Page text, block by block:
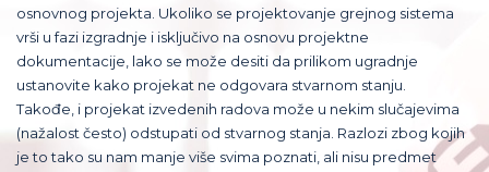
osnovnog projekta. Ukoliko se projektovanje grejnog sistema
vrši u fazi izgradnje i isključivo na osnovu projektne
dokumentacije, lako se može desiti da prilikom ugradnje
ustanovite kako projekat ne odgovara stvarnom stanju.
Takođe, i projekat izvedenih radova može u nekim slučajevima
(nažalost često) odstupati od stvarnog stanja. Razlozi zbog kojih
je to tako su nam manje više svima poznati, ali nisu predmet